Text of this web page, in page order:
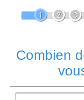
1 2 3
Combien